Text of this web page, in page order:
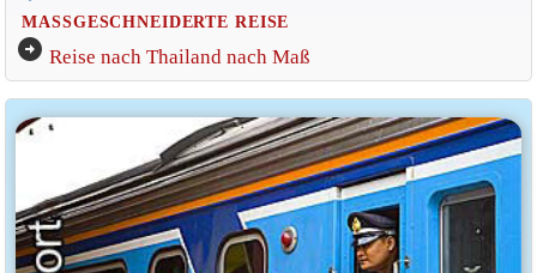
MASSGESCHNEIDERTE REISE
arrow_circle_right Reise nach Thailand nach Maß